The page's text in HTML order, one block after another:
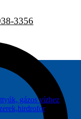
3356
gázos vízhez